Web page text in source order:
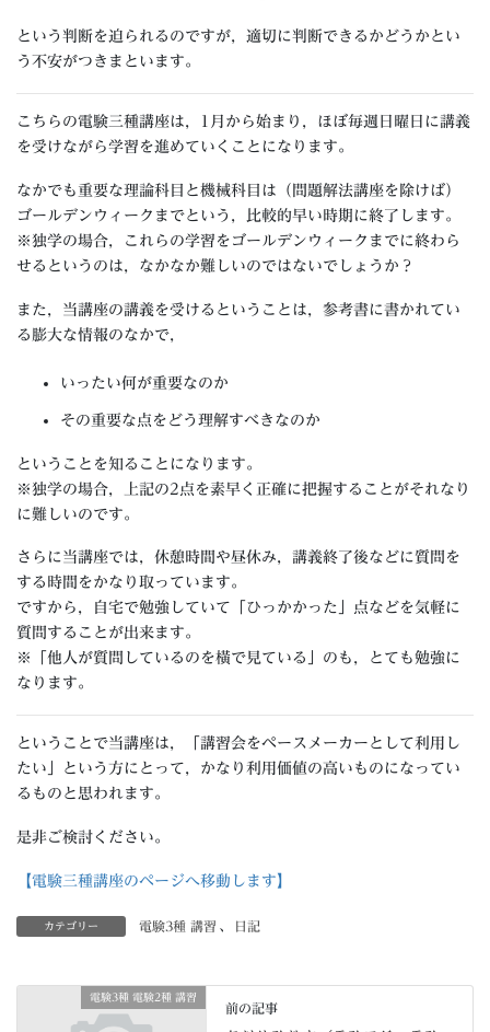
という判断を迫られるのですが，適切に判断できるかどうかとい
う不安がつきまといます。
こちらの電験三種講座は，1月から始まり，ほぼ毎週日曜日に講義
を受けながら学習を進めていくことになります。
なかでも重要な理論科目と機械科目は（問題解法講座を除けば）
ゴールデンウィークまでという，比較的早い時期に終了します。
※独学の場合，これらの学習をゴールデンウィークまでに終わら
せるというのは，なかなか難しいのではないでしょうか？
また，当講座の講義を受けるということは，参考書に書かれてい
る膨大な情報のなかで，
いったい何が重要なのか
その重要な点をどう理解すべきなのか
ということを知ることになります。
※独学の場合，上記の2点を素早く正確に把握することがそれなり
に難しいのです。
さらに当講座では，休憩時間や昼休み，講義終了後などに質問を
する時間をかなり取っています。
ですから，自宅で勉強していて「ひっかかった」点などを気軽に
質問することが出来ます。
※「他人が質問しているのを橫で見ている」のも，とても勉強に
なります。
ということで当講座は，「講習会をペースメーカーとして利用し
たい」という方にとって，かなり利用価値の高いものになってい
るものと思われます。
是非ご検討ください。
【電験三種講座のページへ移動します】
カテゴリー 電験3種 講習 、 日記
電験3種 電験2種 講習
前の記事